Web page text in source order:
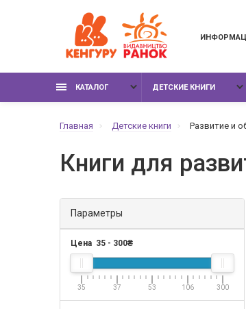
КАТАЛОГ ДЕТСКИЕ КНИГИ
Главная Детские книги Развитие и
Книги для
Параметры
Цена 35 - 300₴
35 37 53 106 300